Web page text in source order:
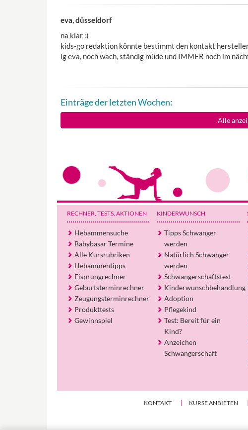
eva, düsseldorf
na klar :)
kids-go redaktion könnte bestimmt den kontakt
lg eva, noch wach, ständig müde und IMMER noch im
Einträge der letzten Wochen:
Alle
RECHNER, TESTS, AKTIONEN
Hebammensuche
Babybasar Termine
Alle Kursrubriken
Hebammentipps
Eisprungrechner
Geburtsterminrechner
Zeugungsterminrechner
Produkttests
Gewinnspiel
KINDERWUNSCH
Tipps Schwanger
werden
Natürlich Schwanger
werden
Schwangerschaftstest
Kinderwunschbehandlung
Adoption
Pflegekind
Test: Bereit für ein
Kind?
Anzeichen
Schwangerschaft
KONTAKT KURSE ANBIETEN